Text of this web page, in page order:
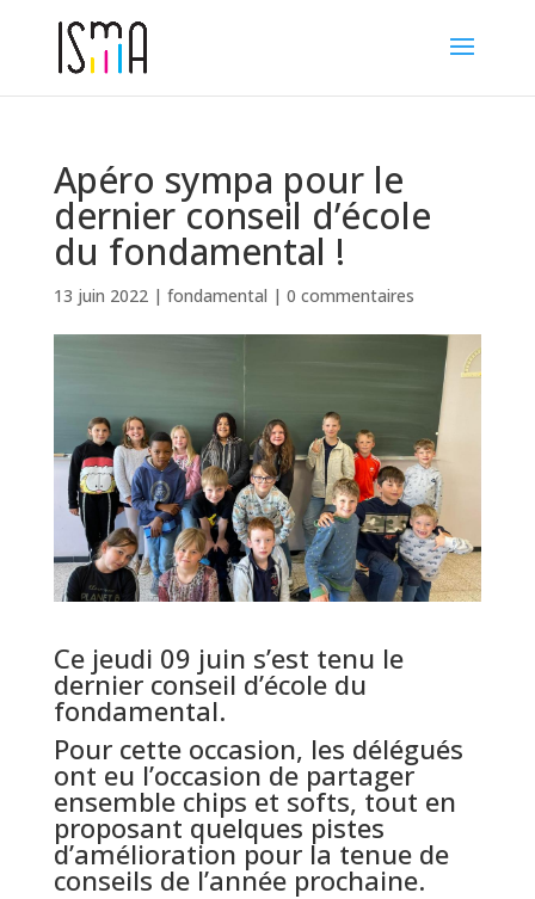
Apéro sympa pour le
dernier conseil d’école
du fondamental !
13 juin 2022| fondamental | 0 commentaires
Ce jeudi 09 juin s’est tenu le
dernier conseil d’école du
fondamental.
Pour cette occasion, les délégués
ont eu l’occasion de partager
ensemble chips et softs, tout en
proposant quelques pistes
d’amélioration pour la tenue de
conseils de l’année prochaine.